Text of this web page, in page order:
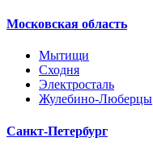
Московская область
Мытищи
Сходня
Электросталь
Жулебино-Люберцы
Санкт-Петербург